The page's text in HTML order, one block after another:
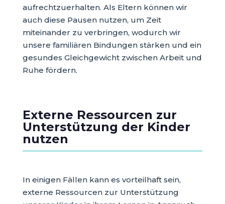
aufrechtzuerhalten. Als Eltern können wir
auch diese Pausen nutzen, um Zeit
miteinander zu verbringen, wodurch wir
unsere familiären Bindungen stärken und ein
gesundes Gleichgewicht zwischen Arbeit und
Ruhe fördern.
Externe Ressourcen zur
Unterstützung der Kinder
nutzen
In einigen Fällen kann es vorteilhaft sein,
externe Ressourcen zur Unterstützung